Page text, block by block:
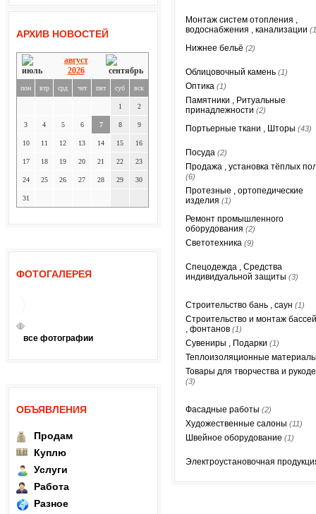
АРХИВ НОВОСТЕЙ
август
2026
пон втр срд чет пят суб вск
1 2
3 4 5 6 7 8 9
10 11 12 13 14 15 16
17 18 19 20 21 22 23
24 25 26 27 28 29 30
31
ФОТОГАЛЕРЕЯ
все фотографии
ОБЪЯВЛЕНИЯ
Продам
Куплю
Услуги
Работа
Разное
Монтаж систем отопления ,
водоснабжения , канализации
Нижнее бельё (2)
Облицовочный камень (1)
Оптика (1)
Памятники , Ритуальные
принадлежности (2)
Портьерные ткани , Шторы (43)
Посуда (2)
Продажа , установка тёплых
(6)
Протезные , ортопедические
изделия (1)
Ремонт промышленного
оборудования (2)
Светотехника (9)
Спецодежда , Средства
индивидуальной защиты (3)
Строительство бань , саун (1)
Строительство и монтаж
, фонтанов (1)
Сувениры , Подарки (1)
Теплоизоляционные
Товары для творчества и
(3)
Фасадные работы (2)
Художественные салоны (11)
Швейное оборудование (1)
Электроустановочная